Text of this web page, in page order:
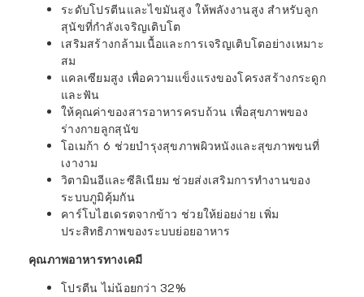
ระดับโปรตีนและไขมันสูง ให้พลังงานสูง สำหรับลูก
สุนัขที่กำลังเจริญเติบโต
เสริมสร้างกล้ามเนื้อและการเจริญเติบโตอย่างเหมาะ
สม
แคลเซียมสูง เพื่อความแข็งแรงของโครงสร้างกระดูก
และฟัน
ให้คุณค่าของสารอาหารครบถ้วน เพื่อสุขภาพของ
ร่างกายลูกสุนัข
โอเมก้า 6 ช่วยบำรุงสุขภาพผิวหนังและสุขภาพขนที่
เงางาม
วิตามินอีและซีลิเนียม ช่วยส่งเสริมการทำงานของ
ระบบภูมิคุ้มกัน
คาร์โบไฮเดรตจากข้าว ช่วยให้ย่อยง่าย เพิ่ม
ประสิทธิภาพของระบบย่อยอาหาร
คุณภาพอาหารทางเคมี
โปรตีน ไม่น้อยกว่า 32%